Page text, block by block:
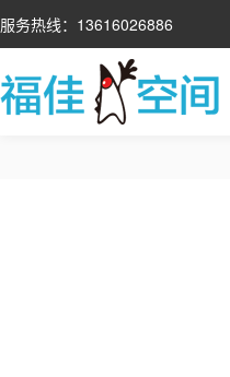
服务热线：13616026886